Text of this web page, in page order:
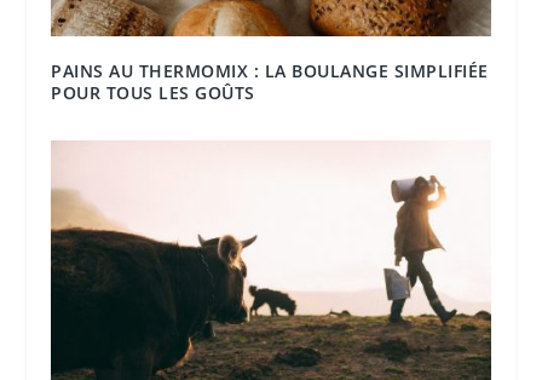
PAINS AU THERMOMIX : LA BOULANGE SIMPLIFIÉE
POUR TOUS LES GOÛTS